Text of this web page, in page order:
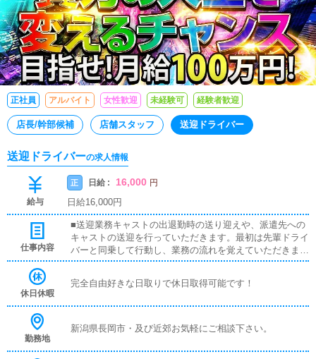
正社員 アルバイト 女性歓迎 未経験可 経験者歓迎
店長/幹部候補 店舗スタッフ 送迎ドライバー
送迎ドライバーの求人情報
給与
正 日給 : 16,000 円
日給16,000円
仕事内容
■送迎業務キャストの出退勤時の送り迎えや、派遣先への
キャストの送迎を行っていただきます。最初は先輩ドライ
バーと同乗して行動し、業務の流れを覚えていただきます
ので、未経験の方でも安心して働けます。お客様と対面で
は支給します。■清掃業務送迎業務の空き時間に、事務所
休日休暇
完全自由好きな日取りで休日取得可能です！
勤務地
新潟県長岡市・及び近郊お気軽にご相談下さい。